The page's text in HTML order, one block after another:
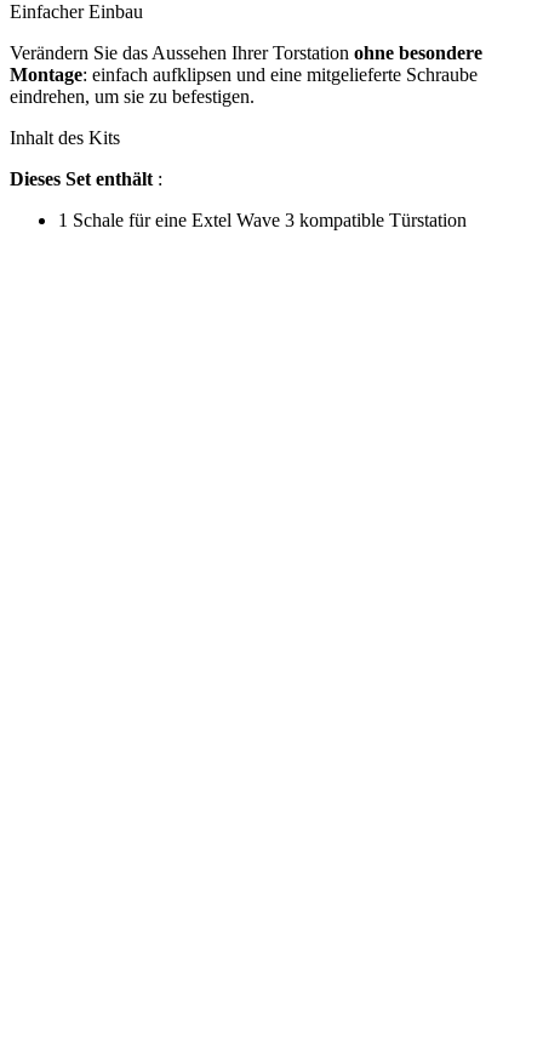
Einfacher Einbau
Verändern Sie das Aussehen Ihrer Torstation ohne besondere
Montage: einfach aufklipsen und eine mitgelieferte Schraube
eindrehen, um sie zu befestigen.
Inhalt des Kits
Dieses Set enthält :
1 Schale für eine Extel Wave 3 kompatible Türstation